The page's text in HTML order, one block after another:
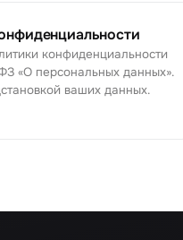
конфиденциальности
«О персональных данных».
ваших данных.